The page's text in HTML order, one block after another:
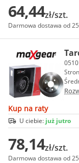
64,44zł/szt.
Darmowa dostawa od
Kup na raty
U ciebie: już jutro
78,14zł/szt.
Darmowa dostawa od